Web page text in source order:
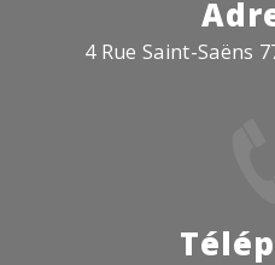
4 Rue Saint-Saëns